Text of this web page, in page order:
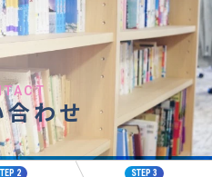
わせ
2 STEP 3